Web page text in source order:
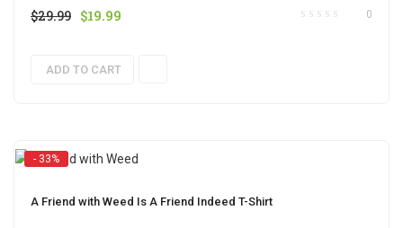
0
$29.99 $19.99
ADD TO CART
- 33%
A Friend with Weed Is A Friend Indeed T-Shirt